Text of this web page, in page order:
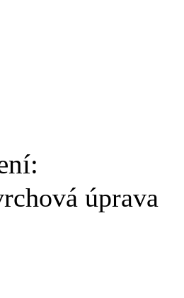
úprava